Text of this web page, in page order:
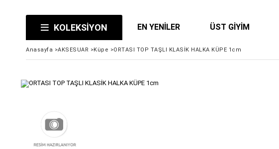
KOLEKSİYON EN YENİLER ÜST GİYİM
Anasayfa >AKSESUAR >Küpe >ORTASI TOP TAŞLI KLASİK HALKA KÜPE 1cm